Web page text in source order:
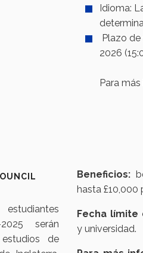
Idioma:
Plazo
2026
Para
serán
de
Beneficios:
hasta
Fecha
y universidad.